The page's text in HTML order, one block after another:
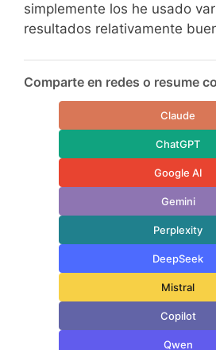
simplemente los he usado
resultados relativamente
Comparte en redes o resume
Claude
ChatGPT
Google AI
Gemini
Perplexity
DeepSeek
Mistral
Copilot
Qwen